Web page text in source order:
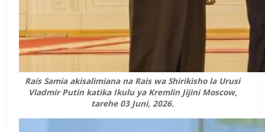
Rais Samia akisalimiana na Rais wa Shirikisho la Urusi
Vladmir Putin katika Ikulu ya Kremlin Jijini Moscow,
tarehe 03 Juni, 2026.